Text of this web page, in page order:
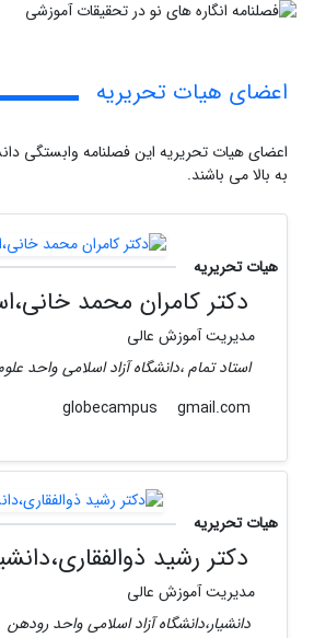
اعضای هیات تحریریه
اعضای هیات تحریریه این فصلنامه وابستگی
به بالا می باشند.
هیات تحریریه
دکتر کامران محمد
مدیریت آموزش عالی
استاد تمام ،دانشگاه آزاد اسلامی واحد
gmail.com
هیات تحریریه
دکتر رشید
مدیریت آموزش عالی
دانشیار،دانشگاه آزاد اسلامی واحد رودهن